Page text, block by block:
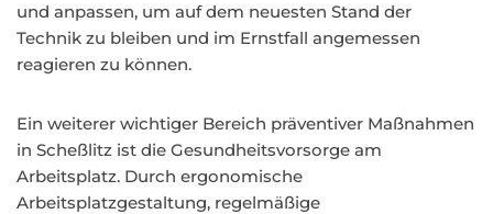
und anpassen, um auf dem neuesten Stand der
Technik zu bleiben und im Ernstfall angemessen
reagieren zu können.
Ein weiterer wichtiger Bereich präventiver Maßnahmen
in Scheßlitz ist die Gesundheitsvorsorge am
Arbeitsplatz. Durch ergonomische
Arbeitsplatzgestaltung, regelmäßige